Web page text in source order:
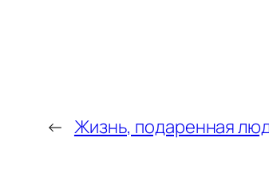
← Жизнь, подаренная